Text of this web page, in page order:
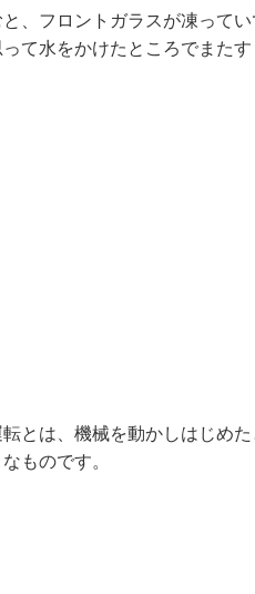
、フロントガラスが凍って
て水をかけたところでまたす
とは、機械を動かしはじめ
ものです。